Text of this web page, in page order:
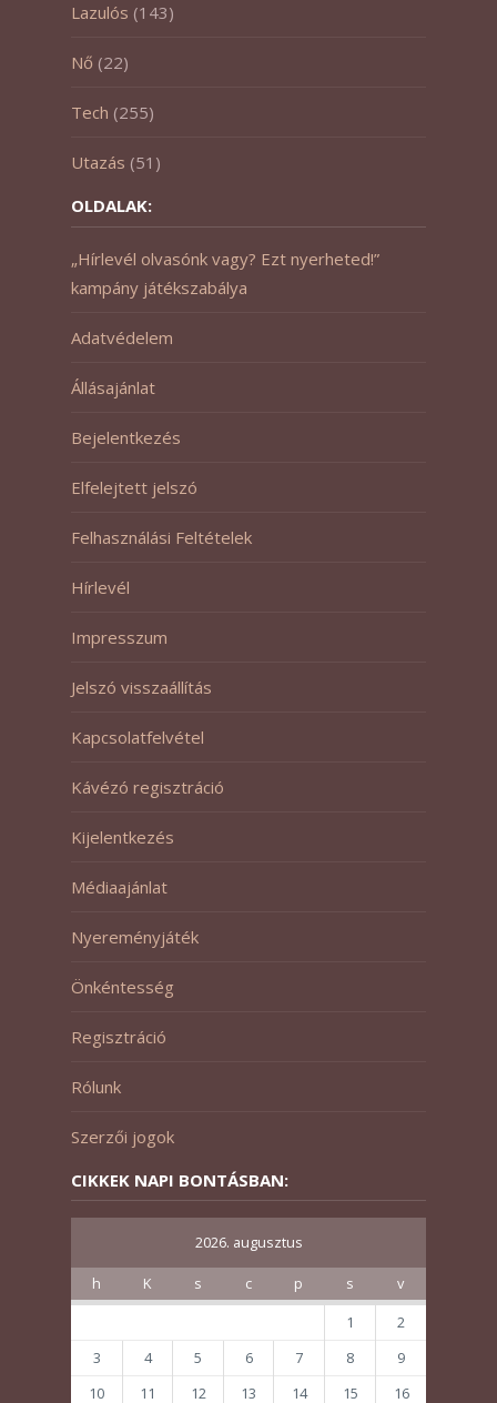
Lazulós (143)
Nő (22)
Tech (255)
Utazás (51)
OLDALAK:
„Hírlevél olvasónk vagy? Ezt nyerheted!”
kampány játékszabálya
Adatvédelem
Állásajánlat
Bejelentkezés
Elfelejtett jelszó
Felhasználási Feltételek
Hírlevél
Impresszum
Jelszó visszaállítás
Kapcsolatfelvétel
Kávézó regisztráció
Kijelentkezés
Médiaajánlat
Nyereményjáték
Önkéntesség
Regisztráció
Rólunk
Szerzői jogok
CIKKEK NAPI BONTÁSBAN:
2026. augusztus
h K s c p s
v
1
2
3
4 5 6 7 8
9
10
11 12 13 14 15 16